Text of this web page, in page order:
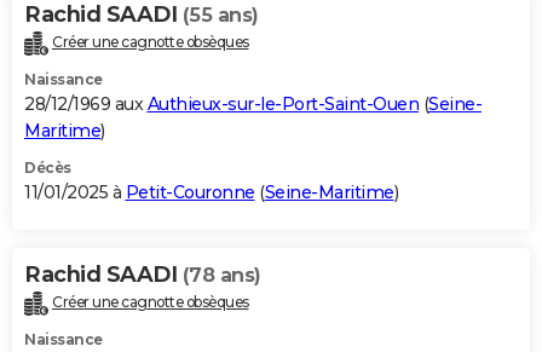
Rachid SAADI (55 ans)
Créer une cagnotte obsèques
Naissance
28/12/1969 auxAuthieux-sur-le-Port-Saint-Ouen (Seine-
Maritime)
Décès
11/01/2025 à Petit-Couronne (Seine-Maritime)
Rachid SAADI (78 ans)
Créer une cagnotte obsèques
Naissance